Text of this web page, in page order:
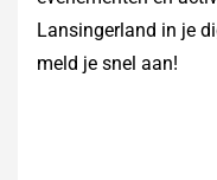
Lansingerland in je
meld je snel aan!